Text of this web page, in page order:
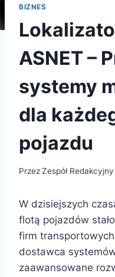
BIZNES
ASNET –
systemy
dla
pojazdu
PrzezZespół Redakcyjny
W dzisiejszych
flotą pojazdów
firm
dostawca
zaawansowane